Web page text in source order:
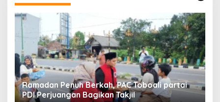
Ramadan Penuh Berkah, PAC Toboali partai
PDI Perjuangan Bagikan Takjil